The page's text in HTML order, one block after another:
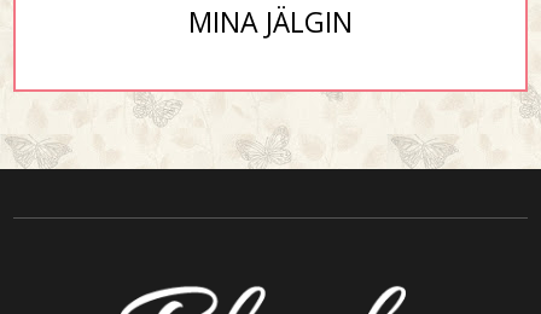
MINA JÄLGIN